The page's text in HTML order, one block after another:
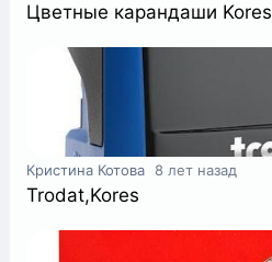
Цветные карандаши Kores
Кристина Котова 8 лет назад
Trodat,Kores